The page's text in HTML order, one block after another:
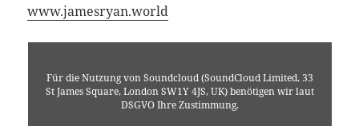
www.jamesryan.world
Für die Nutzung von Soundcloud (SoundCloud Limited, 33
St James Square, London SW1Y 4JS, UK) benötigen wir laut
DSGVO Ihre Zustimmung.